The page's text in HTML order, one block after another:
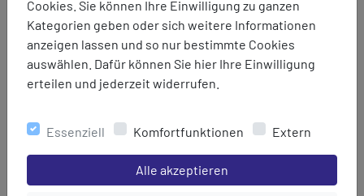
Cookies. Sie können Ihre Einwilligung zu ganzen
Kategorien geben oder sich weitere Informationen
anzeigen lassen und so nur bestimmte Cookies
auswählen. Dafür können Sie hier Ihre Einwilligung
erteilen und jederzeit widerrufen.
Essenziell Komfortfunktionen Extern
Einstellungen speichern für die Gruppe
Alle akzeptieren